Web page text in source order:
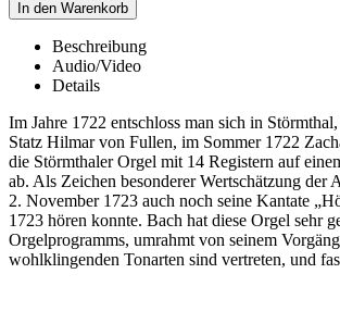
Beschreibung
Audio/Video
Details
Im Jahre 1722 entschloss man sich in
Statz Hilmar von Fullen, im Sommer 1722
die Störmthaler Orgel mit 14 Registern auf
ab. Als Zeichen besonderer Wertschätzung
2. November 1723 auch noch seine Kantate
1723 hören konnte. Bach hat diese Orgel sehr
Orgelprogramms, umrahmt von seinem
wohlklingenden Tonarten sind vertreten, und